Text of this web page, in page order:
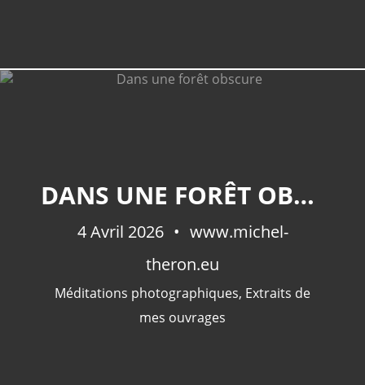
DANS UNE FORÊT OBSCURE
4 Avril 2026
www.michel-
theron.eu
Méditations photographiques, Extraits de
mes ouvrages
Extraits De Mes Ouvrages(536)
Méditations Photographiques
Fictions
Littérature(32)